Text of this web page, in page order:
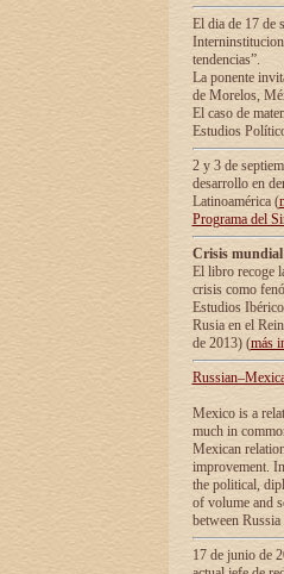
El dia de 17 de
tendencias”.
La ponente
de Morelos,
El caso de
Estudios
2 y 3 de
desarrollo en
Latinoamérica (
Programa del
Crisis
El libro recoge
crisis como
Estudios
Rusia en el
de 2013) (más
Mexico is a
much in
Mexican
improvement.
the political,
of volume and
between
17 de junio de